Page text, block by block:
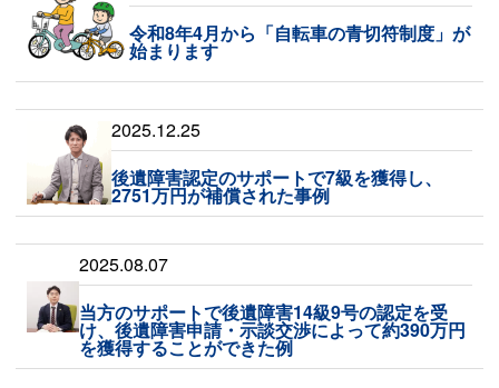
令和8年4月から「自転車の青切符制度」が
始まります
2025.12.25
後遺障害認定のサポートで7級を獲得し、
2751万円が補償された事例
2025.08.07
当方のサポートで後遺障害14級9号の認定を受
け、後遺障害申請・示談交渉によって約390万円
を獲得することができた例